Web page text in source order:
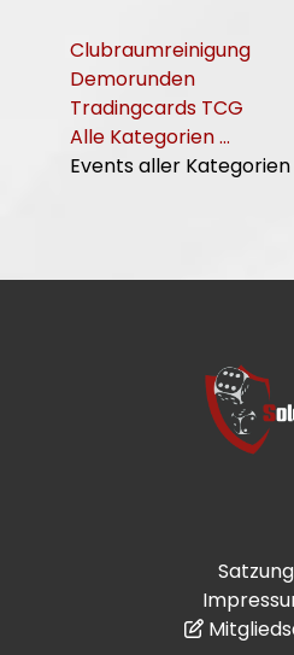
Clubraumreinigung
Demorunden
Tradingcards TCG
Alle Kategorien ...
Events aller
Satzung